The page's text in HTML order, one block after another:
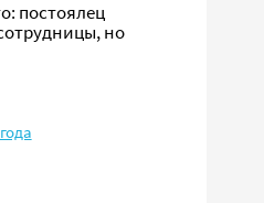
постоялец
но